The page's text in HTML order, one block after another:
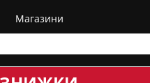
Магазини